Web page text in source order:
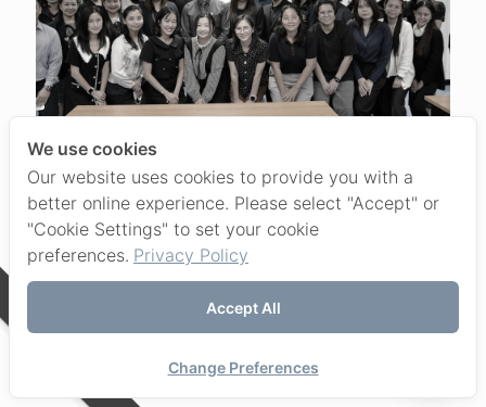
โครงการอบรมเชิงปฏิบัติการ เรื่อง “การรู้คิดและกิจกรรมการดำเนิน
ชีวิต: เครื่องมือประเมินและกลยุทธ์เพื่อส่งเสริมทักษะการรู้คิดในผู้สูง
อายุ (Cognitive–Occupation Nexus: Tools and Strategies
for Enhancing Cognitive Function in Older Adults)”
We use cookies
Our website uses cookies to provide you with a
better online experience. Please select "Accept" or
"Cookie Settings" to set your cookie
preferences. Privacy Policy
Accept All
Change Preferences